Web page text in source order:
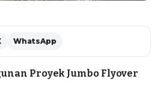
WhatsApp
Proyek Jumbo Flyover